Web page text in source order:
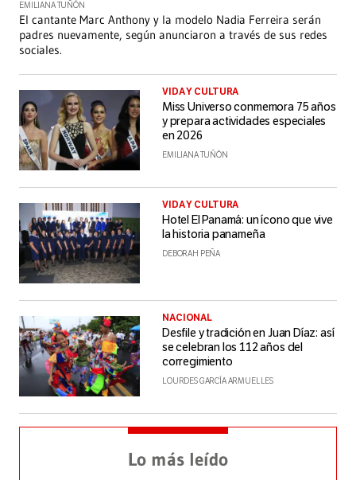
EMILIANA TUÑÓN
El cantante Marc Anthony y la modelo Nadia Ferreira serán
padres nuevamente, según anunciaron a través de sus redes
sociales.
VIDA Y CULTURA
Miss Universo conmemora 75 años
y prepara actividades especiales
en 2026
EMILIANA TUÑÓN
VIDA Y CULTURA
Hotel El Panamá: un ícono que vive
la historia panameña
DEBORAH PEÑA
NACIONAL
Desfile y tradición en Juan Díaz: así
se celebran los 112 años del
corregimiento
LOURDES GARCÍA ARMUELLES
Lo más leído